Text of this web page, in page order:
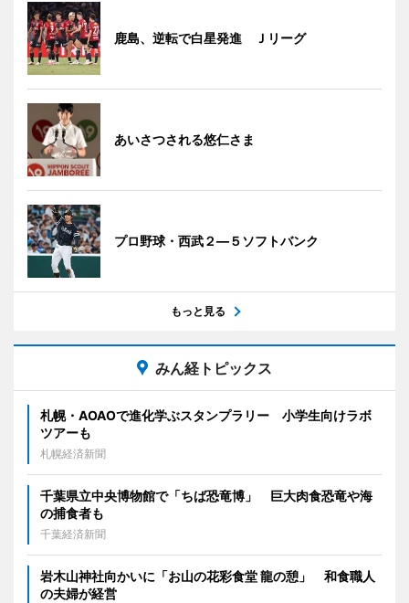
鹿島、逆転で白星発進 Ｊリーグ
あいさつされる悠仁さま
プロ野球・西武２―５ソフトバンク
もっと見る
みん経トピックス
札幌・AOAOで進化学ぶスタンプラリー 小学生向けラボ
ツアーも
札幌経済新聞
千葉県立中央博物館で「ちば恐竜博」 巨大肉食恐竜や海
の捕食者も
千葉経済新聞
岩木山神社向かいに「お山の花彩食堂 龍の憩」 和食職人
の夫婦が経営